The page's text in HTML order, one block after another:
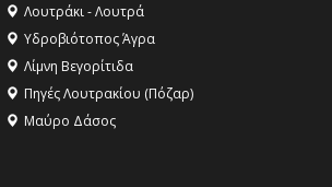
Λουτράκι - Λουτρά
Υδροβιότοπος Άγρα
Λίμνη Βεγορίτιδα
Πηγές Λουτρακίου (Πόζαρ)
Μαύρο Δάσος